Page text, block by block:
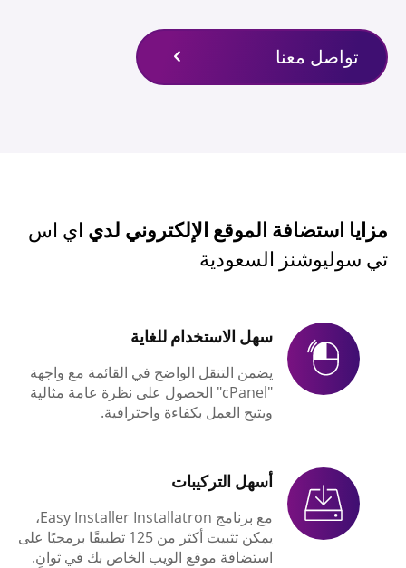
تواصل معنا
مزايا استضافة الموقع الإلكتروني لدي اي اس
تي سوليوشنز السعودية
أسهل التركيبات
مع برنامج Easy Installer Installatron،
يمكن تثبيت أكثر من 125 تطبيقًا برمجيًا على
استضافة موقع الويب الخاص بك في ثوانٍ.
سهل الاستخدام للغاية
يضمن التنقل الواضح في القائمة مع واجهة
"cPanel" الحصول على نظرة عامة مثالية
ويتيح العمل بكفاءة واحترافية.